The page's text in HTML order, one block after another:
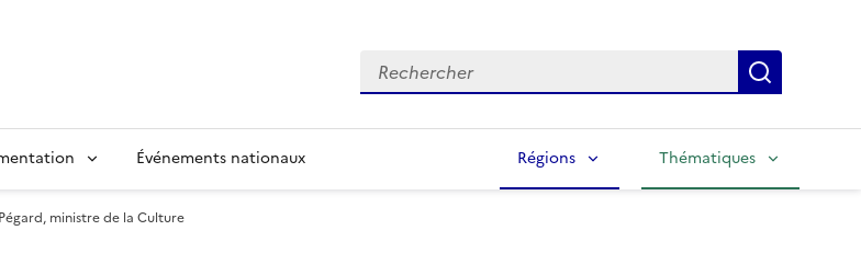
Rechercher
Événements nationaux Régions Thématiques
ministre de la Culture